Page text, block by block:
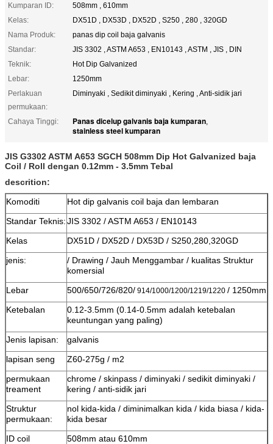
Kumparan ID:
508mm , 610mm
Kelas:
DX51D , DX53D , DX52D , S250 , 280 , 320GD
Nama Produk:
panas dip coil baja galvanis
Standar:
JIS 3302 , ASTM A653 , EN10143 , ASTM , JIS , DIN
Teknik:
Hot Dip Galvanized
Lebar:
1250mm
Perlakuan
permukaan:
Diminyaki , Sedikit diminyaki , Kering , Anti-sidik jari
Cahaya Tinggi: Panas dicelup galvanis baja kumparan,
stainless steel kumparan
JIS G3302 ASTM A653 SGCH 508mm Dip Hot Galvanized baja
Coil / Roll dengan 0.12mm - 3.5mm Tebal
descrition:
Komoditi
Hot dip galvanis coil baja dan lembaran
Standar Teknis:JIS 3302 / ASTM A653 / EN10143
Kelas
DX51D / DX52D / DX53D / S250,280,320GD
jenis:
/ Drawing / Jauh Menggambar / kualitas Struktur
komersial
Lebar
500/650/726/820/ 914/1000/1200/1219/1220 / 1250mm
Ketebalan
0.12-3.5mm (0.14-0.5mm adalah ketebalan
keuntungan yang paling)
Jenis lapisan:
galvanis
lapisan seng
Z60-275g / m2
permukaan
treament
chrome / skinpass / diminyaki / sedikit diminyaki /
kering / anti-sidik jari
Struktur
permukaan:
nol kida-kida / diminimalkan kida / kida biasa / kida-
kida besar
ID coil
508mm atau 610mm